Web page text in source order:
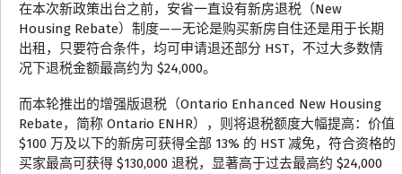
在本次新政策出台之前，安省一直设有新房退税（New
Housing Rebate）制度——无论是购买新房自住还是用于长期
出租，只要符合条件，均可申请退还部分 HST，不过大多数情
况下退税金额最高约为 $24,000。
而本轮推出的增强版退税（Ontario Enhanced New Housing
Rebate，简称 Ontario ENHR），则将退税额度大幅提高：价值
$100 万及以下的新房可获得全部 13% 的 HST 减免，符合资格的
买家最高可获得 $130,000 退税，显著高于过去最高约 $24,000